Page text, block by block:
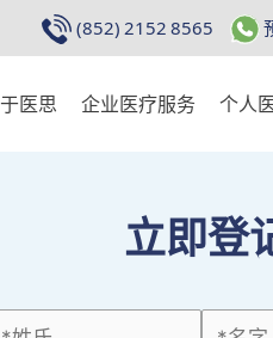
(852) 2152 8565
医思 企业医疗服务 个人
立即登